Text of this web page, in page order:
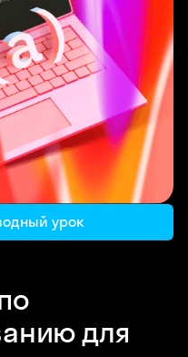
урок
для